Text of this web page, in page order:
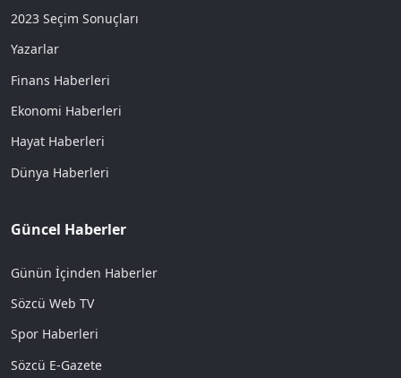
2023 Seçim Sonuçları
Yazarlar
Finans Haberleri
Ekonomi Haberleri
Hayat Haberleri
Dünya Haberleri
Güncel Haberler
Günün İçinden Haberler
Sözcü Web TV
Spor Haberleri
Sözcü E-Gazete